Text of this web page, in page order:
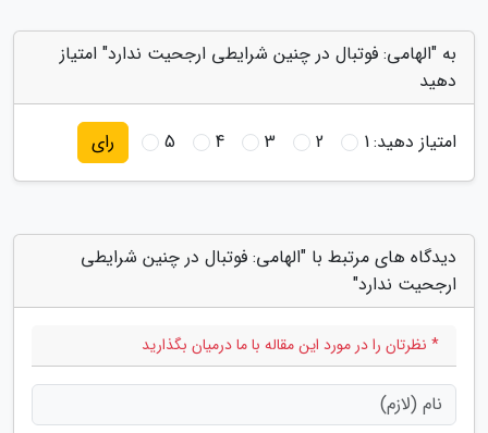
به "الهامی: فوتبال در چنین شرایطی ارجحیت ندارد" امتیاز
دهید
امتیاز دهید:1
2
3
4
5 رای
دیدگاه های مرتبط با "الهامی: فوتبال در چنین شرایطی
ارجحیت ندارد"
* نظرتان را در مورد این مقاله با ما درمیان بگذارید